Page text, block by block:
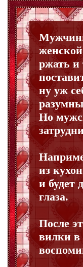
ржать и
ну уж
Но
из
и будет
глаза.
После
вилки в